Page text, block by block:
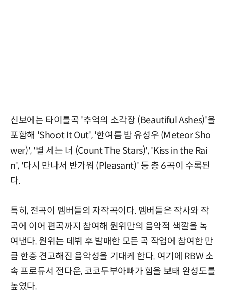
신보에는 타이틀곡 '추억의 소각장 (Beautiful Ashes)'을
포함해 'Shoot It Out', '한여름 밤 유성우 (Meteor Sho
wer)', '별 세는 너 (Count The Stars)', 'Kiss in the Rai
n', '다시 만나서 반가워 (Pleasant)' 등 총 6곡이 수록된
다.
특히, 전곡이 멤버들의 자작곡이다. 멤버들은 작사와 작
곡에 이어 편곡까지 참여해 원위만의 음악적 색깔을 녹
여낸다. 원위는 데뷔 후 발매한 모든 곡 작업에 참여한 만
큼 한층 견고해진 음악성을 기대케 한다. 여기에 RBW 소
속 프로듀서 전다운, 코코두부아빠가 힘을 보태 완성도를
높였다.